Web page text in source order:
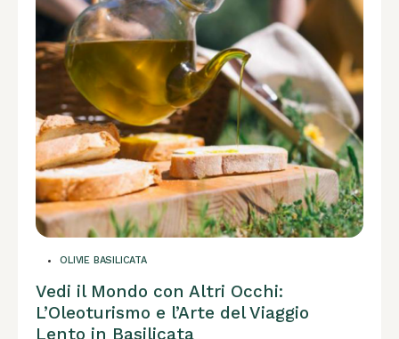
OLIVIE BASILICATA
Vedi il Mondo con Altri Occhi:
L’Oleoturismo e l’Arte del Viaggio
Lento in Basilicata